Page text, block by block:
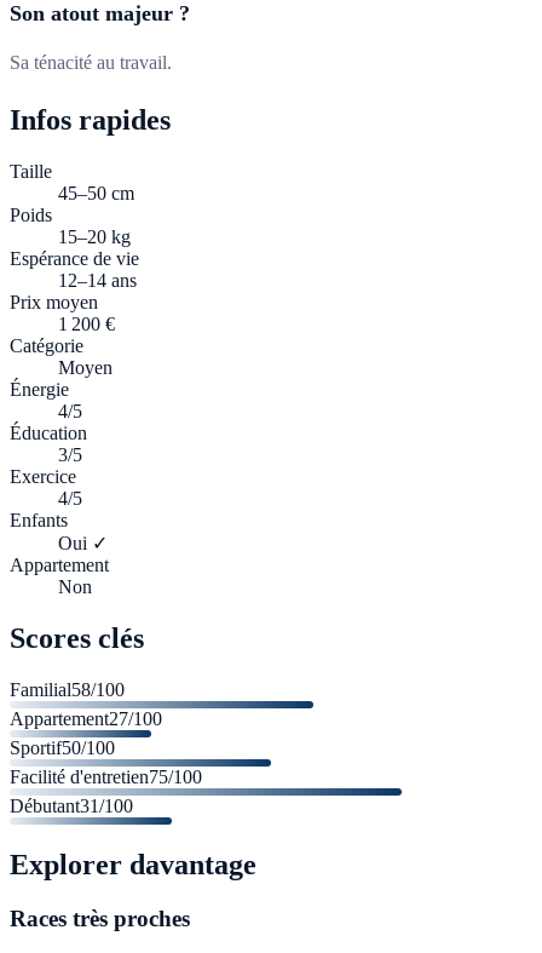
Son atout majeur ?
Sa ténacité au travail.
Infos rapides
Taille
45–50 cm
Poids
15–20 kg
Espérance de vie
12–14 ans
Prix moyen
1 200 €
Catégorie
Moyen
Énergie
4/5
Éducation
3/5
Exercice
4/5
Enfants
Oui ✓
Appartement
Non
Scores clés
Familial58/100
Appartement27/100
Sportif50/100
Facilité d'entretien75/100
Débutant31/100
Explorer davantage
Races très proches